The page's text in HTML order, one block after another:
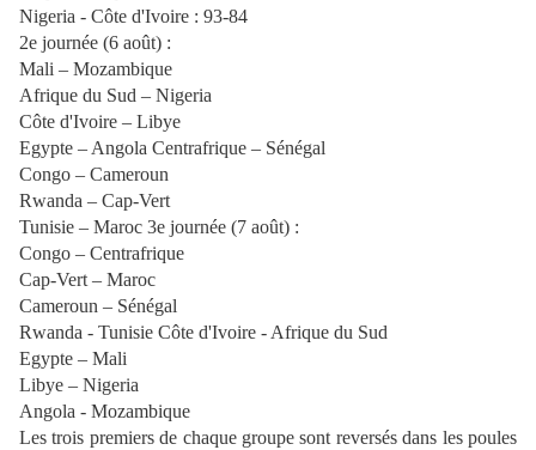
Nigeria - Côte d'Ivoire : 93-84
2e journée (6 août) :
Mali – Mozambique
Afrique du Sud – Nigeria
Côte d'Ivoire – Libye
Egypte – Angola Centrafrique – Sénégal
Congo – Cameroun
Rwanda – Cap-Vert
Tunisie – Maroc 3e journée (7 août) :
Congo – Centrafrique
Cap-Vert – Maroc
Cameroun – Sénégal
Rwanda - Tunisie Côte d'Ivoire - Afrique du Sud
Egypte – Mali
Libye – Nigeria
Angola - Mozambique
Les trois premiers de chaque groupe sont reversés dans les poules